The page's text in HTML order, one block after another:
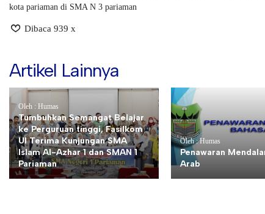
kota pariaman di SMA N 3 pariaman
Dibaca 939 x
Artikel Lainnya
Oleh : Humas
Tumbuhkan Semangat Belajar
ke Perguruan tinggi, Fasilkom
UI Terima Kunjungan SMA
Islam Al-Azhar 1 dan SMAN 1
Pariaman
Oleh : Humas
Penawaran
Arab